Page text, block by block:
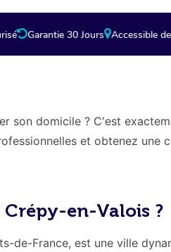
Garantie 30 Jours Accessible
son domicile ? C'est
et obtenez
en-Valois ?
de-France, est une ville